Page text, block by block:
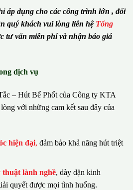
áp dụng cho các công trình lớn , đối
quý khách vui lòng liên hệ Tổng
tư vấn miễn phí và nhận báo giá
dịch vụ
– Hút Bể Phốt của Công ty KTA
với những cam kết sau đây của
hiện đại, đảm bảo khả năng hút triệt
lành nghề, dày dặn kinh
quyết được mọi tình huống.